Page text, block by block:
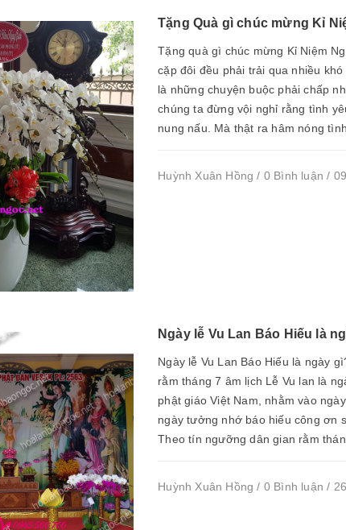
Tặng Quà gì chúc mừng Kỉ
Tặng quà gì chúc mừng Kỉ Niệm
cặp đôi đều phải trải qua nhiều
là những chuyện buộc phải chấp
chúng ta đừng vội nghỉ rằng tình
nung nấu. Mà thật ra hâm nóng
Huỳnh Xuân Hồng / 0 Bình luận /
Ngày lễ Vu Lan Báo Hiếu là
Ngày lễ Vu Lan Báo Hiếu là ngày
rằm tháng 7 âm lịch Lễ Vu lan là
phật giáo Việt Nam, nhằm vào
ngày tưởng nhớ báo hiếu công ơn
Theo tín ngưỡng dân gian rằm
Huỳnh Xuân Hồng / 0 Bình luận /